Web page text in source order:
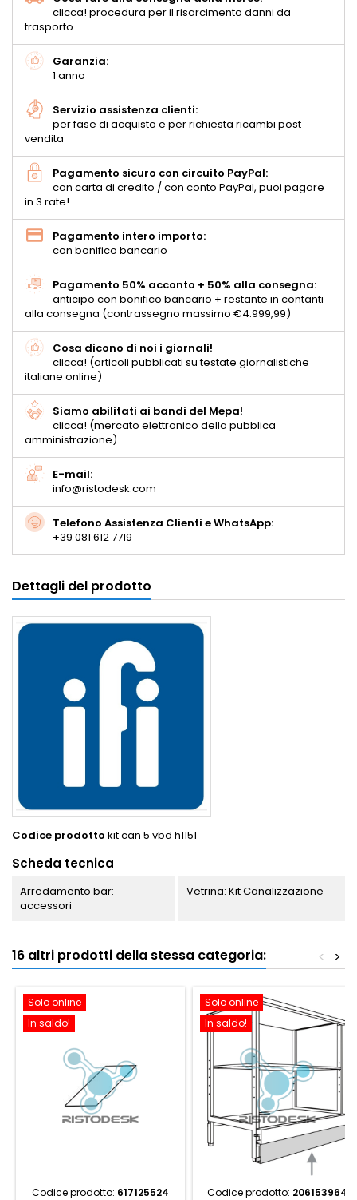
clicca! procedura per il risarcimento danni da
trasporto
Garanzia:
1 anno
Servizio assistenza clienti:
per fase di acquisto e per richiesta ricambi post
vendita
Pagamento sicuro con circuito PayPal:
con carta di credito / con conto PayPal, puoi pagare
in 3 rate!
Pagamento intero importo:
con bonifico bancario
Pagamento 50% acconto + 50% alla consegna:
anticipo con bonifico bancario + restante in contanti
alla consegna (contrassegno massimo €4.999,99)
Cosa dicono di noi i giornali!
clicca! (articoli pubblicati su testate giornalistiche
italiane online)
Siamo abilitati ai bandi del Mepa!
clicca! (mercato elettronico della pubblica
amministrazione)
E-mail:
info@ristodesk.com
Telefono Assistenza Clienti e WhatsApp:
+39 081 612 7719
Dettagli del prodotto
Codice prodotto kit can 5 vbd h1151
Scheda tecnica
Arredamento bar:
accessori
Vetrina: Kit Canalizzazione
16 altri prodotti della stessa categoria: >
<
Solo online
In saldo!
Codice prodotto: 617125524
Solo online
In saldo!
Codice prodotto: 206153964